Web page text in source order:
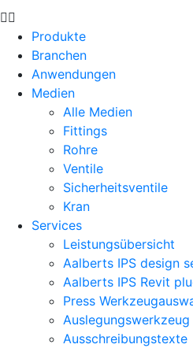
Produkte
Branchen
Anwendungen
Medien
Alle Medien
Fittings
Rohre
Ventile
Sicherheitsventile
Kran
Services
Leistungsübersicht
Aalberts IPS design
Aalberts IPS Revit
Press
Ausschreibungstexte